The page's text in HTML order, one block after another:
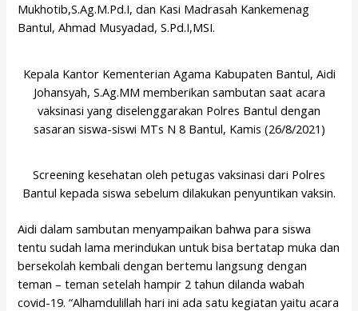
Mukhotib,S.Ag.M.Pd.I, dan Kasi Madrasah Kankemenag
Bantul, Ahmad Musyadad, S.Pd.I,MSI.
Kepala Kantor Kementerian Agama Kabupaten Bantul, Aidi
Johansyah, S.Ag.MM memberikan sambutan saat acara
vaksinasi yang diselenggarakan Polres Bantul dengan
sasaran siswa-siswi MTs N 8 Bantul, Kamis (26/8/2021)
Screening kesehatan oleh petugas vaksinasi dari Polres
Bantul kepada siswa sebelum dilakukan penyuntikan vaksin.
Aidi dalam sambutan menyampaikan bahwa para siswa
tentu sudah lama merindukan untuk bisa bertatap muka dan
bersekolah kembali dengan bertemu langsung dengan
teman – teman setelah hampir 2 tahun dilanda wabah
covid-19. “Alhamdulillah hari ini ada satu kegiatan yaitu acara